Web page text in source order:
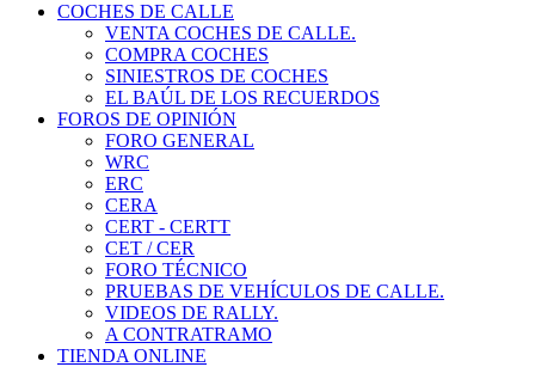
COCHES DE CALLE
VENTA COCHES DE CALLE.
COMPRA COCHES
SINIESTROS DE COCHES
EL BAÚL DE LOS RECUERDOS
FOROS DE OPINIÓN
FORO GENERAL
WRC
ERC
CERA
CERT - CERTT
CET / CER
FORO TÉCNICO
PRUEBAS DE VEHÍCULOS DE CALLE.
VIDEOS DE RALLY.
A CONTRATRAMO
TIENDA ONLINE